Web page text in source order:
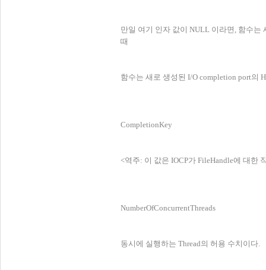
만일 여기 인자 값이 NULL 이라면, 함수는
때
함수는 새로 생성된 I/O completion port의
CompletionKey
<역주: 이 값은 IOCP가 FileHandle에 대한
NumberOfConcurrentThreads
동시에 실행하는 Thread의 허용 수치이다.